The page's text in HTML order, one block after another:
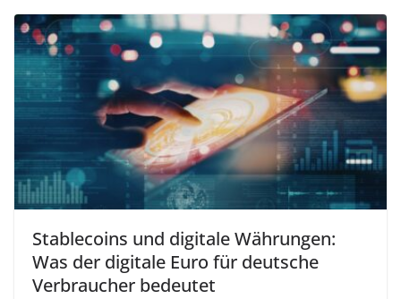
Stablecoins und digitale Währungen:
Was der digitale Euro für deutsche
Verbraucher bedeutet